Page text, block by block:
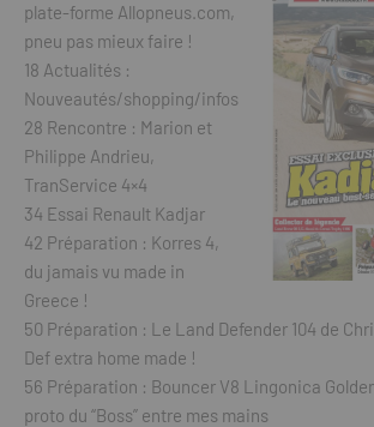
plate-forme Allopneus.com,
pneu pas mieux faire !
18 Actualités :
Nouveautés/shopping/infos
28 Rencontre : Marion et
Philippe Andrieu,
TranService 4×4
34 Essai Renault Kadjar
42 Préparation : Korres 4,
du jamais vu made in
Greece !
50 Préparation : Le Land Defender 104 de
Def extra home made !
56 Préparation : Bouncer V8 Lingonica
proto du “Boss” entre mes mains